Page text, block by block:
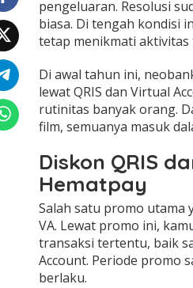
r
i
n
o
b
a
n
k
i
A
w
a
l
T
a
h
u
pengeluaran. Resolusi
biasa. Di tengah kondisi
tetap menikmati
Di awal tahun ini,
lewat QRIS dan Virtual
rutinitas banyak orang.
film, semuanya masuk
Diskon QRIS
Hematpay
Salah satu promo utama
VA. Lewat promo ini,
transaksi tertentu, baik
Account. Periode promo
berlaku.